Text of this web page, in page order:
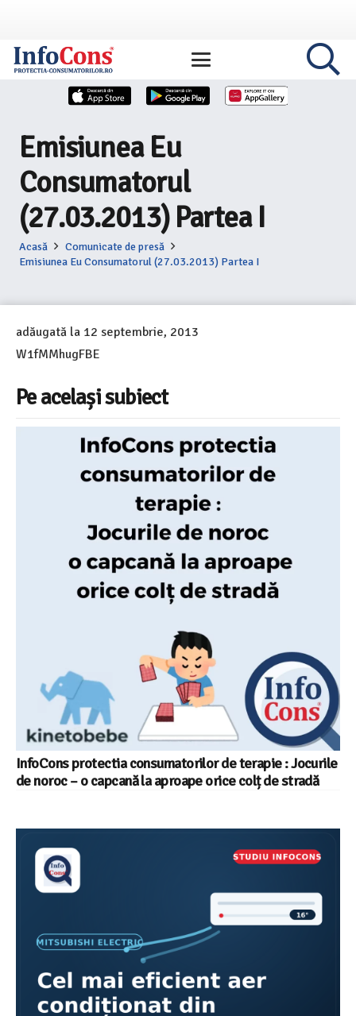
Emisiunea Eu
Consumatorul
(27.03.2013) Partea I
Acasă
Comunicate de presă
Emisiunea Eu Consumatorul (27.03.2013) Partea I
adăugată la 12 septembrie, 2013
W1fMMhugFBE
Pe același subiect
InfoCons protectia consumatorilor de terapie : Jocurile
de noroc – o capcană la aproape orice colț de stradă